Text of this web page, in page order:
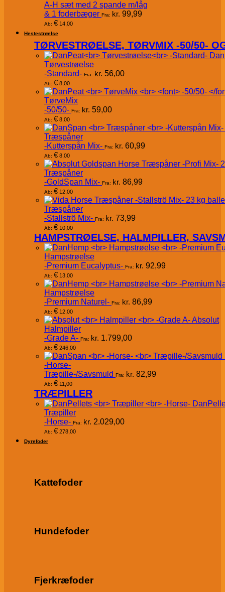
A-H sæt med 2 spande m/låg
& 1 foderbæger Fra: kr. 99,99
Ab: € 14,00
Hestestrøelse
TØRVESTRØELSE, TØRVMIX -50/50-
Tørvestrøelse
-Standard- Fra: kr. 56,00
Ab: € 8,00
TørveMix
-50/50- Fra: kr. 59,00
Ab: € 8,00
Træspåner
-Kutterspån Mix- Fra: kr. 60,99
Ab: € 8,00
Træspåner
-GoldSpan Mix- Fra: kr. 86,99
Ab: € 12,00
Træspåner
-Stallströ Mix- Fra: kr. 73,99
Ab: € 10,00
HAMPSTRØELSE, HALMPILLER,
Hampstrøelse
-Premium Eucalyptus- Fra: kr. 92,99
Ab: € 13,00
Hampstrøelse
-Premium Naturel- Fra: kr. 86,99
Ab: € 12,00
Absolut
Halmpiller
-Grade A- Fra: kr. 1.799,00
Ab: € 246,00
-Horse-
Træpille-/Savsmuld Fra: kr. 82,99
Ab: € 11,00
TRÆPILLER
Træpiller
-Horse- Fra: kr. 2.029,00
Ab: € 278,00
Dyrefoder
Kattefoder
Hundefoder
Fjerkræfoder